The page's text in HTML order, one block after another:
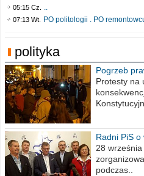
05:15 Cz. ..
07:13 Wt. PO politologii . PO
polityka
Pogrzeb
poselskim
Protesty na
Radni PiS
na 2021 rok
28
podczas..